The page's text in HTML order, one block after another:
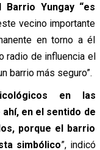
Yungay “es
vecino importante
en torno a él
radio de influencia el
barrio más seguro”.
en las
en el sentido de
porque el barrio
simbólico”, indicó